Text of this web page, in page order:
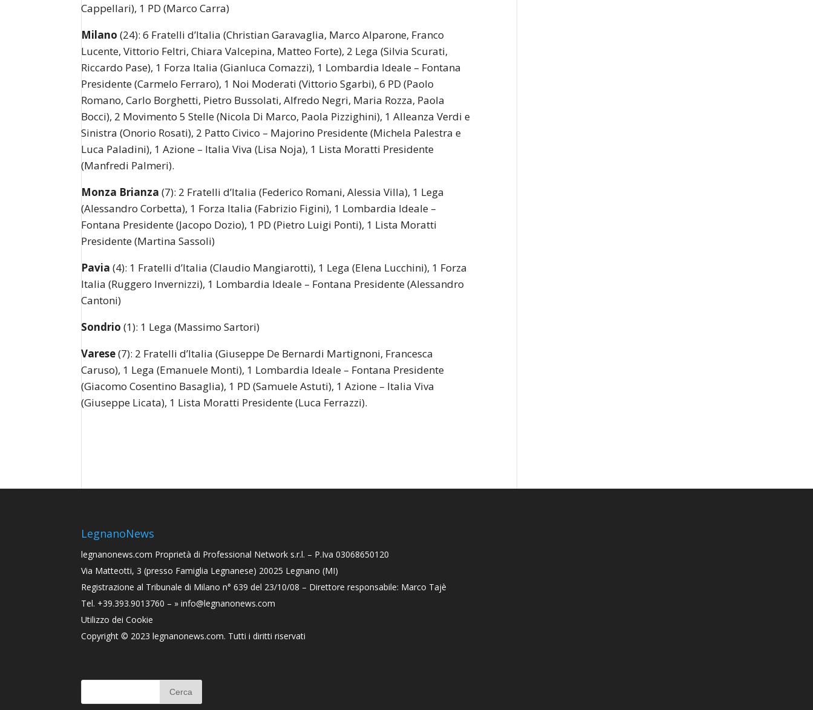
Cappellari), 1 PD (Marco Carra)
Milano (24): 6 Fratelli d’Italia (Christian Garavaglia, Marco Alparone, Franco
Lucente, Vittorio Feltri, Chiara Valcepina, Matteo Forte), 2 Lega (Silvia Scurati,
Riccardo Pase), 1 Forza Italia (Gianluca Comazzi), 1 Lombardia Ideale – Fontana
Presidente (Carmelo Ferraro), 1 Noi Moderati (Vittorio Sgarbi), 6 PD (Paolo
Romano, Carlo Borghetti, Pietro Bussolati, Alfredo Negri, Maria Rozza, Paola
Bocci), 2 Movimento 5 Stelle (Nicola Di Marco, Paola Pizzighini), 1 Alleanza Verdi e
Sinistra (Onorio Rosati), 2 Patto Civico – Majorino Presidente (Michela Palestra e
Luca Paladini), 1 Azione – Italia Viva (Lisa Noja), 1 Lista Moratti Presidente
(Manfredi Palmeri).
Monza Brianza (7): 2 Fratelli d’Italia (Federico Romani, Alessia Villa), 1 Lega
(Alessandro Corbetta), 1 Forza Italia (Fabrizio Figini), 1 Lombardia Ideale –
Fontana Presidente (Jacopo Dozio), 1 PD (Pietro Luigi Ponti), 1 Lista Moratti
Presidente (Martina Sassoli)
Pavia (4): 1 Fratelli d’Italia (Claudio Mangiarotti), 1 Lega (Elena Lucchini), 1 Forza
Italia (Ruggero Invernizzi), 1 Lombardia Ideale – Fontana Presidente (Alessandro
Cantoni)
Sondrio (1): 1 Lega (Massimo Sartori)
Varese(7): 2 Fratelli d’Italia (Giuseppe De Bernardi Martignoni, Francesca
Caruso), 1 Lega (Emanuele Monti), 1 Lombardia Ideale – Fontana Presidente
(Giacomo Cosentino Basaglia), 1 PD (Samuele Astuti), 1 Azione – Italia Viva
(Giuseppe Licata), 1 Lista Moratti Presidente (Luca Ferrazzi).
LegnanoNews
legnanonews.com Proprietà di Professional Network s.r.l. – P.Iva 03068650120
Via Matteotti, 3 (presso Famiglia Legnanese) 20025 Legnano (MI)
Registrazione al Tribunale di Milano n° 639 del 23/10/08 – Direttore responsabile: Marco Tajè
Tel. +39.393.9013760 – » info@legnanonews.com
Utilizzo dei Cookie
Copyright © 2023legnanonews.com. Tutti i diritti riservati